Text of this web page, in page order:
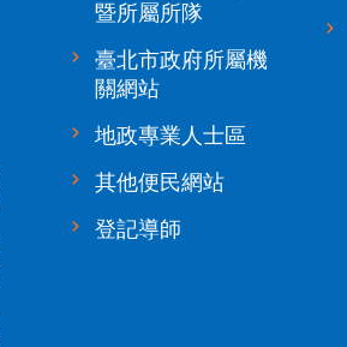
暨所屬所隊
臺北市政府所屬機
關網站
地政專業人士區
其他便民網站
登記導師